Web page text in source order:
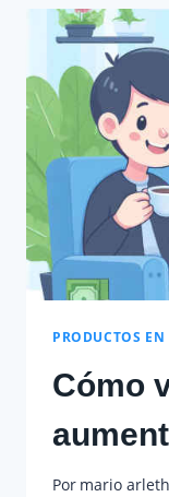
DE
PRODUCTOS
Cómo
Por mario